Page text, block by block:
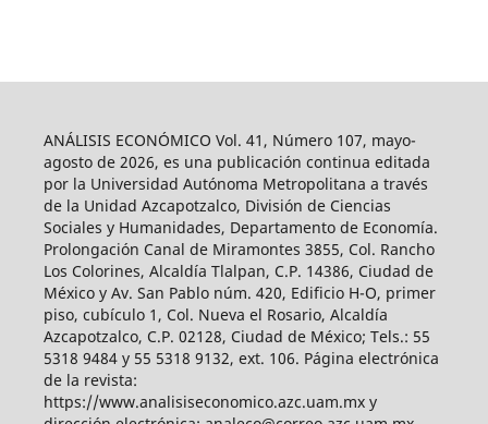
ANÁLISIS ECONÓMICO Vol. 41, Número 107, mayo-
agosto de 2026, es una publicación continua editada
por la Universidad Autónoma Metropolitana a través
de la Unidad Azcapotzalco, División de Ciencias
Sociales y Humanidades, Departamento de Economía.
Prolongación Canal de Miramontes 3855, Col. Rancho
Los Colorines, Alcaldía Tlalpan, C.P. 14386, Ciudad de
México y Av. San Pablo núm. 420, Edificio H-O, primer
piso, cubículo 1, Col. Nueva el Rosario, Alcaldía
Azcapotzalco, C.P. 02128, Ciudad de México; Tels.: 55
5318 9484 y 55 5318 9132, ext. 106. Página electrónica
de la revista:
https://www.analisiseconomico.azc.uam.mx y